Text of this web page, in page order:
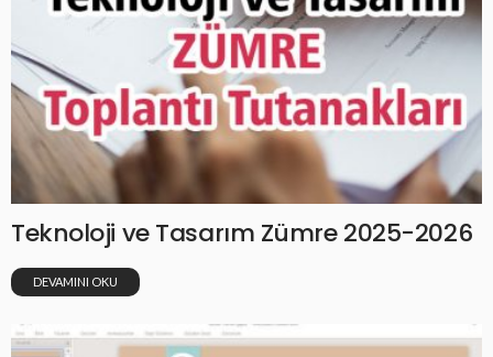
Teknoloji ve Tasarım Zümre 2025-2026
DEVAMINI OKU